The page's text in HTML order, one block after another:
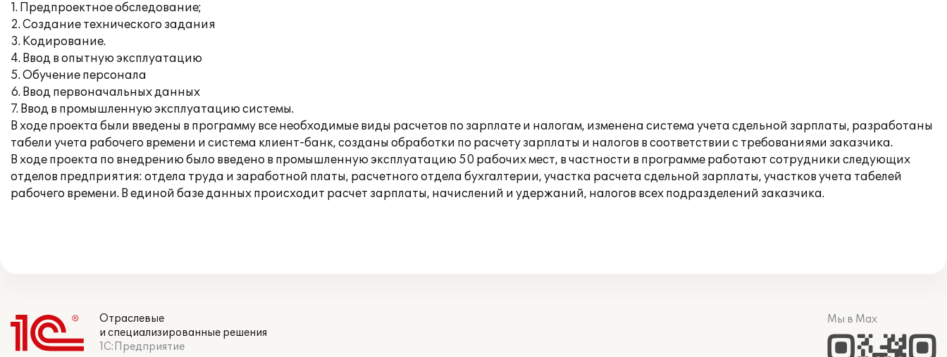
1. Предпроектное обследование;
2. Создание технического задания
3. Кодирование.
4. Ввод в опытную эксплуатацию
5. Обучение персонала
6. Ввод первоначальных данных
7. Ввод в промышленную эксплуатацию системы.
В ходе проекта были введены в программу все необходимые виды расчетов по зарплате и налогам, изменена система учета сдельной зарплаты, разработаны
табели учета рабочего времени и система клиент-банк, созданы обработки по расчету зарплаты и налогов в соответствии с требованиями заказчика.
В ходе проекта по внедрению было введено в промышленную эксплуатацию 50 рабочих мест, в частности в программе работают сотрудники следующих
отделов предприятия: отдела труда и заработной платы, расчетного отдела бухгалтерии, участка расчета сдельной зарплаты, участков учета табелей
рабочего времени. В единой базе данных происходит расчет зарплаты, начислений и удержаний, налогов всех подразделений заказчика.
Отраслевые
и специализированные решения
1С:Предприятие
Мы в Max